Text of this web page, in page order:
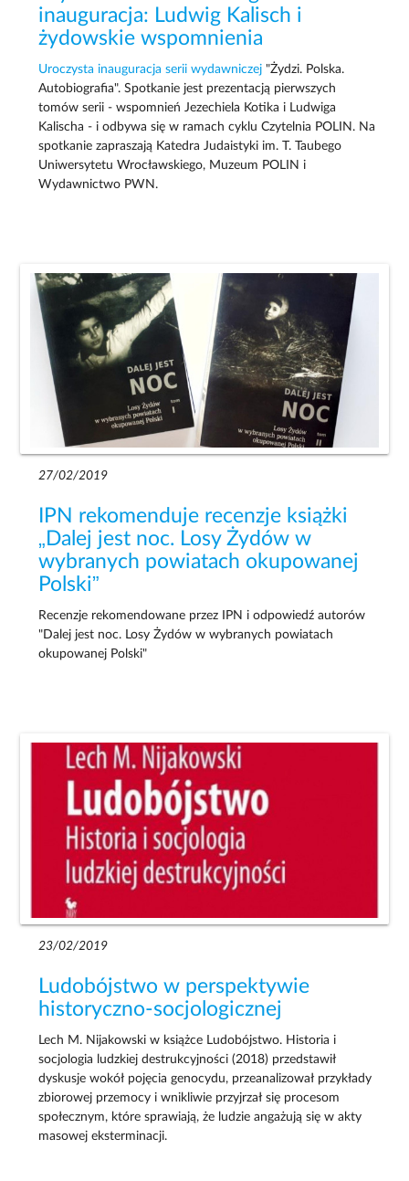
inauguracja: Ludwig Kalisch i
żydowskie wspomnienia
Uroczysta inauguracja serii wydawniczej "Żydzi. Polska.
Autobiografia". Spotkanie jest prezentacją pierwszych
tomów serii - wspomnień Jezechiela Kotika i Ludwiga
Kalischa - i odbywa się w ramach cyklu Czytelnia POLIN. Na
spotkanie zapraszają Katedra Judaistyki im. T. Taubego
Uniwersytetu Wrocławskiego, Muzeum POLIN i
Wydawnictwo PWN.
27/02/2019
IPN rekomenduje recenzje książki
„Dalej jest noc. Losy Żydów w
wybranych powiatach okupowanej
Polski”
Recenzje rekomendowane przez IPN i odpowiedź autorów
"Dalej jest noc. Losy Żydów w wybranych powiatach
okupowanej Polski"
23/02/2019
Ludobójstwo w perspektywie
historyczno-socjologicznej
Lech M. Nijakowski w książce Ludobójstwo. Historia i
socjologia ludzkiej destrukcyjności (2018) przedstawił
dyskusje wokół pojęcia genocydu, przeanalizował przykłady
zbiorowej przemocy i wnikliwie przyjrzał się procesom
społecznym, które sprawiają, że ludzie angażują się w akty
masowej eksterminacji.